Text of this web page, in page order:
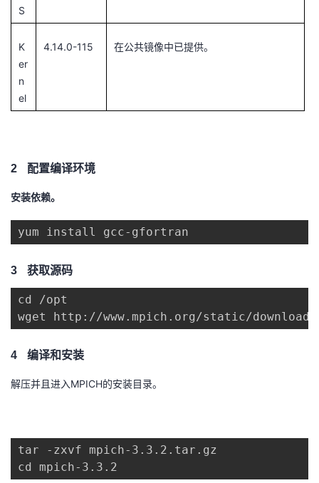
堂
证
实
的
持
建
议
S
K
er
n
el
4.14.0-115 在公共镜像中已提供。
2 配置编译环境
安装依赖。
yum install gcc-gfortran
3 获取源码
cd /opt
wget http://www.mpich.org/static/
4 编译和安装
解压并且进入MPICH的安装目录。
tar -zxvf mpich-3.3.2.tar.gz
cd mpich-3.3.2